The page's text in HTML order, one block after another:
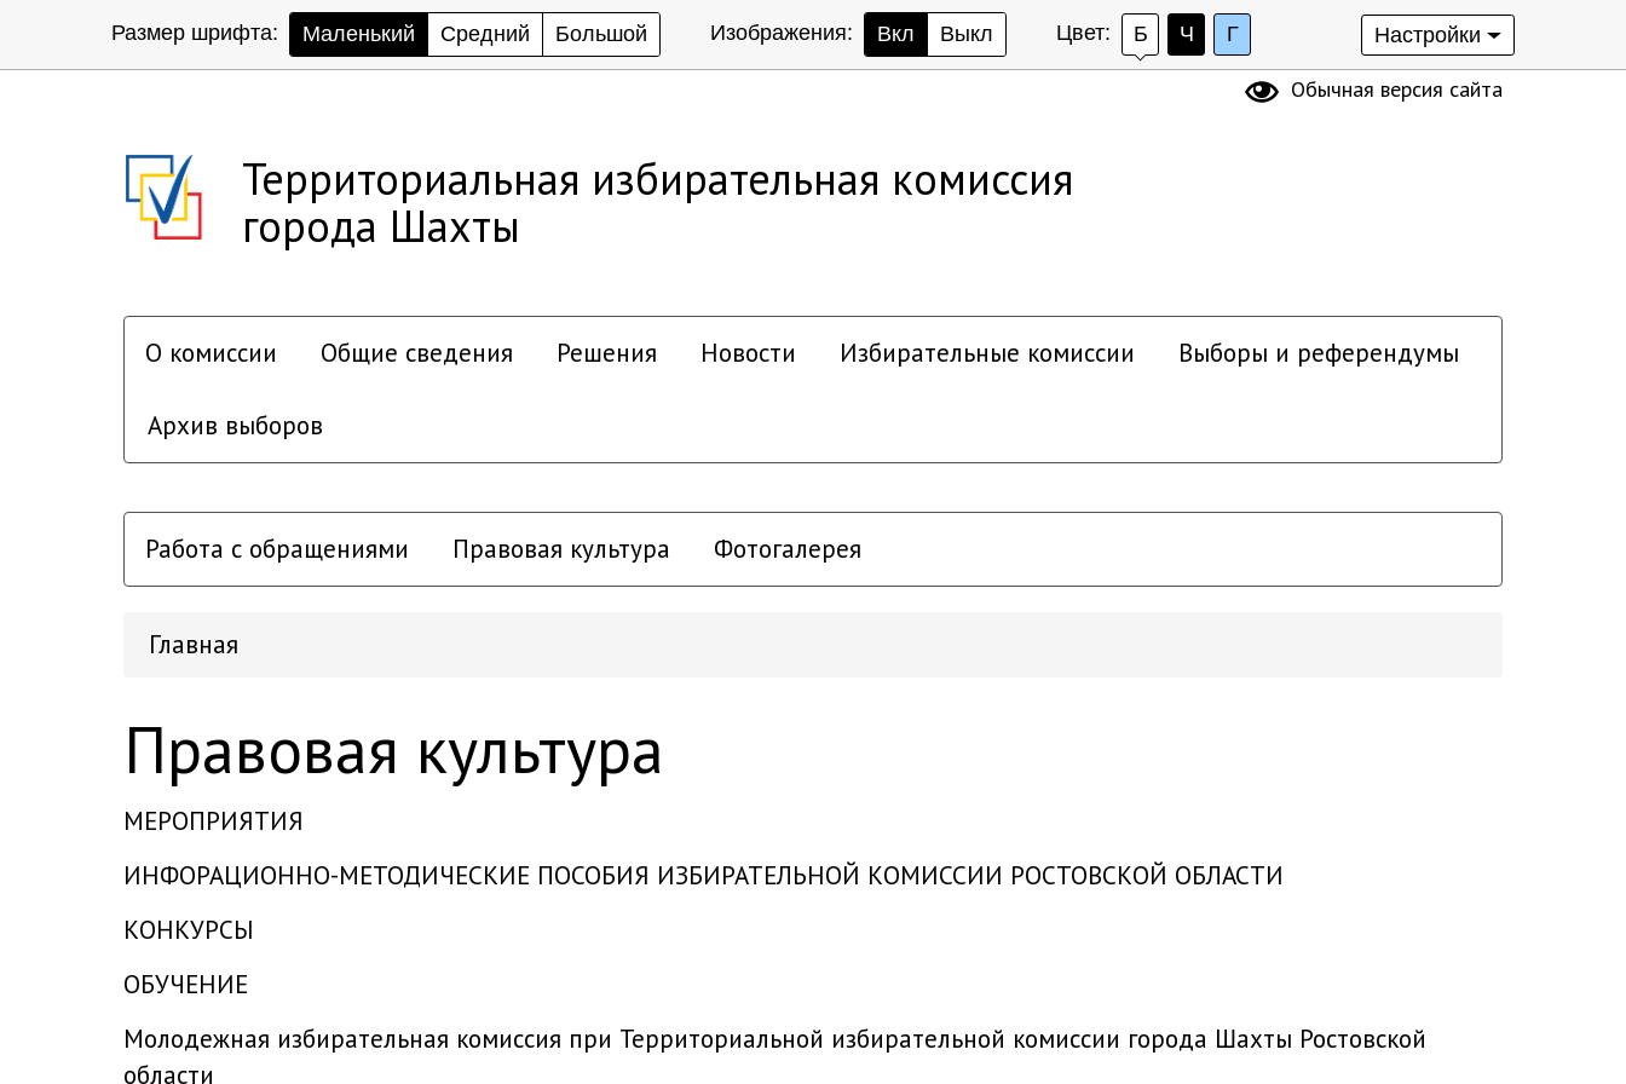
Размер шрифта: Маленький Средний Большой Изображения: Вкл Выкл Цвет: Б Ч Г Настройки
Обычная версия сайта
Территориальная избирательная комиссия
города Шахты
О комиссии Общие сведения Решения Новости Избирательные комиссии Выборы и референдумы
Архив выборов
Работа с обращениями Правовая культура Фотогалерея
Главная
Правовая культура
МЕРОПРИЯТИЯ
ИНФОРАЦИОННО-МЕТОДИЧЕСКИЕ ПОСОБИЯ ИЗБИРАТЕЛЬНОЙ КОМИССИИ РОСТОВСКОЙ ОБЛАСТИ
КОНКУРСЫ
ОБУЧЕНИЕ
Молодежная избирательная комиссия при Территориальной избирательной комиссии города Шахты Ростовской
области